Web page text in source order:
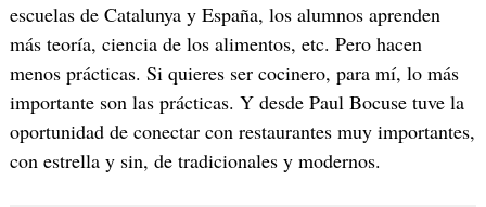
escuelas de Catalunya y España, los alumnos aprenden
más teoría, ciencia de los alimentos, etc. Pero hacen
menos prácticas. Si quieres ser cocinero, para mí, lo más
importante son las prácticas. Y desde Paul Bocuse tuve la
oportunidad de conectar con restaurantes muy importantes,
con estrella y sin, de tradicionales y modernos.